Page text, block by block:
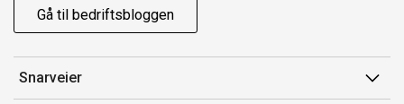
Gå til bedriftsbloggen
Snarveier